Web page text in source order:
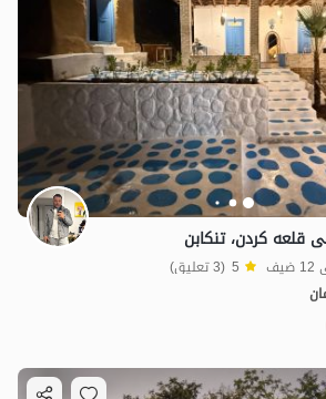
کردن، تنکابن
5 (3 تعليق)